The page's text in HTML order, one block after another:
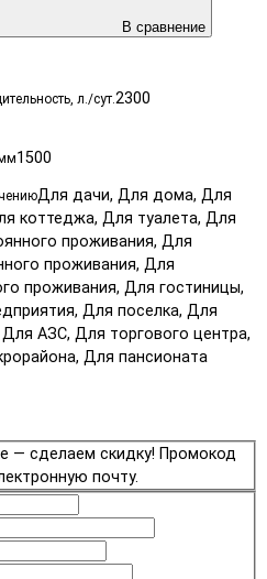
В сравнение
л./сут.2300
1500
Для дачи, Для дома, Для
коттеджа, Для туалета, Для
проживания, Для
проживания, Для
проживания, Для гостиницы,
Для поселка, Для
Для АЗС, Для торгового центра,
Для пансионата
— сделаем скидку! Промокод
почту.